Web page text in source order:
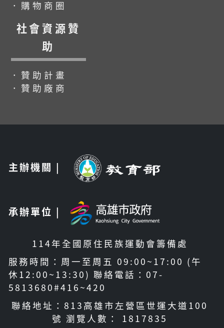
．購物商圈
社會資源贊
助
．贊助計畫
．贊助廠商
主辦機關 |
承辦單位 |
114年全國原住民族運動會籌備處
服務時間：周一至周五 09:00~17:00 (午
休12:00~13:30) 聯絡電話：07-
5813680#416~420
聯絡地址：813高雄市左營區世運大道100
號 瀏覽人數： 1817835